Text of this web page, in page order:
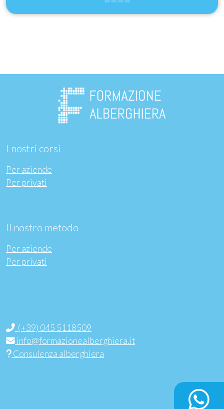
I nostri corsi
Per aziende
Per privati
Il nostro metodo
Per aziende
Per privati
(+39) 045 5118509
info@formazionealberghiera.it
Consulenza alberghiera